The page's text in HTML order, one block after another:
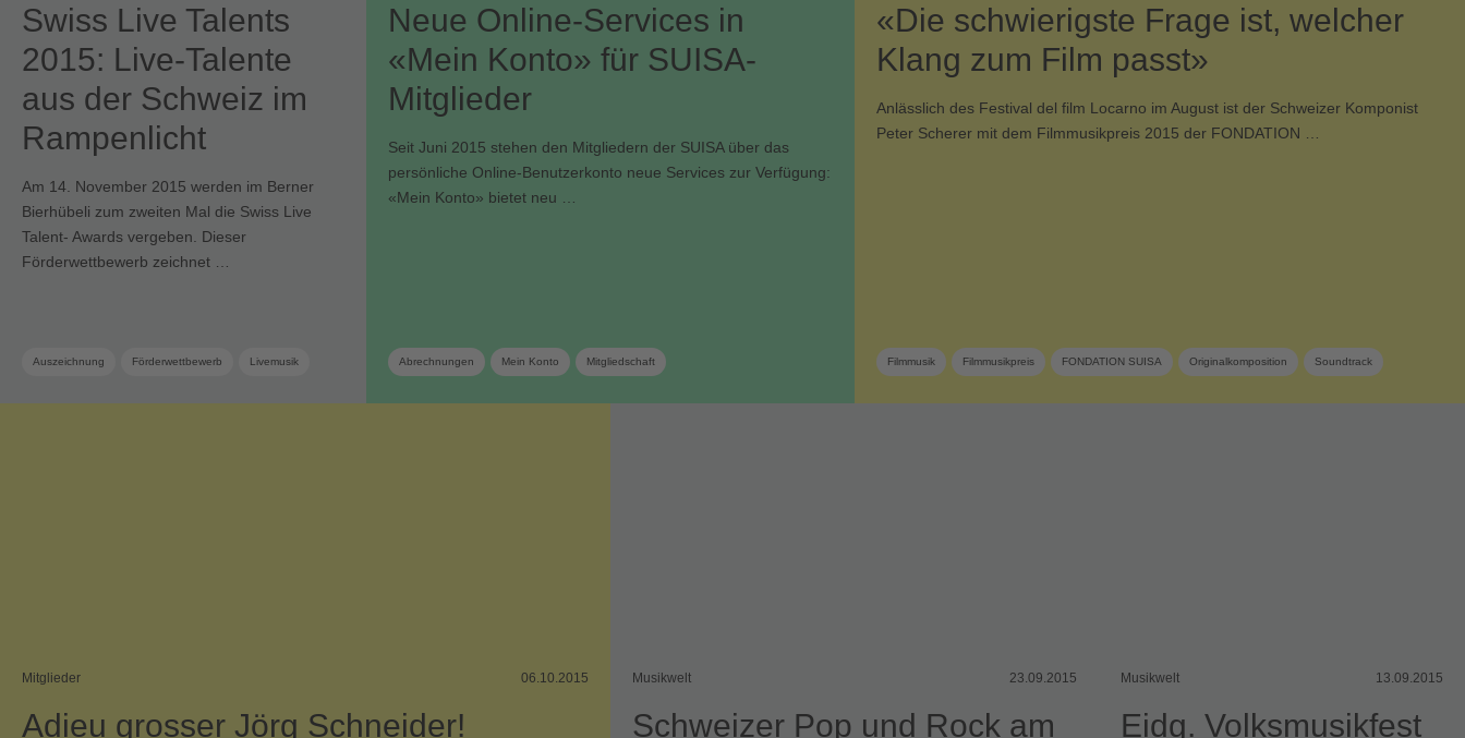
Swiss Live Talents
2015: Live-Talente
aus der Schweiz im
Rampenlicht
Am 14. November 2015 werden im Berner
Bierhübeli zum zweiten Mal die Swiss Live
Talent- Awards vergeben. Dieser
Förderwettbewerb zeichnet …
Auszeichnung Förderwettbewerb Livemusik
Neue Online-Services in
«Mein Konto» für SUISA-
Mitglieder
Seit Juni 2015 stehen den Mitgliedern der SUISA über das
persönliche Online-Benutzerkonto neue Services zur Verfügung:
«Mein Konto» bietet neu …
Abrechnungen Mein Konto Mitgliedschaft
«Die schwierigste Frage ist, welcher
Klang zum Film passt»
Anlässlich des Festival del film Locarno im August ist der Schweizer Komponist
Peter Scherer mit dem Filmmusikpreis 2015 der FONDATION …
Filmmusik Filmmusikpreis FONDATION SUISA Originalkomposition Soundtrack
Mitglieder 06.10.2015
Adieu grosser Jörg Schneider!
Musikwelt 23.09.2015
Schweizer Pop und Rock am
Musikwelt 13.09.2015
Eidg. Volksmusikfest